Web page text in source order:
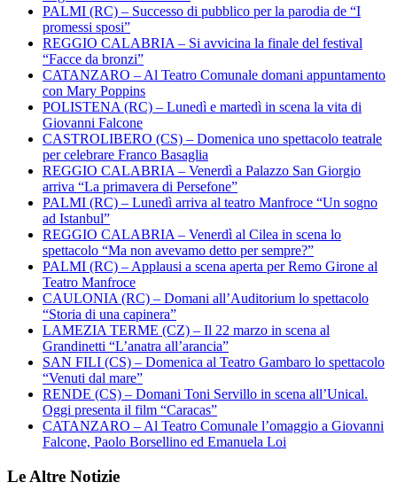
PALMI (RC) – Successo di pubblico per la parodia de “I
promessi sposi”
REGGIO CALABRIA – Si avvicina la finale del festival
“Facce da bronzi”
CATANZARO – Al Teatro Comunale domani appuntamento
con Mary Poppins
POLISTENA (RC) – Lunedì e martedì in scena la vita di
Giovanni Falcone
CASTROLIBERO (CS) – Domenica uno spettacolo teatrale
per celebrare Franco Basaglia
REGGIO CALABRIA – Venerdì a Palazzo San Giorgio
arriva “La primavera di Persefone”
PALMI (RC) – Lunedì arriva al teatro Manfroce “Un sogno
ad Istanbul”
REGGIO CALABRIA – Venerdì al Cilea in scena lo
spettacolo “Ma non avevamo detto per sempre?”
PALMI (RC) – Applausi a scena aperta per Remo Girone al
Teatro Manfroce
CAULONIA (RC) – Domani all’Auditorium lo spettacolo
“Storia di una capinera”
LAMEZIA TERME (CZ) – Il 22 marzo in scena al
Grandinetti “L’anatra all’arancia”
SAN FILI (CS) – Domenica al Teatro Gambaro lo spettacolo
“Venuti dal mare”
RENDE (CS) – Domani Toni Servillo in scena all’Unical.
Oggi presenta il film “Caracas”
CATANZARO – Al Teatro Comunale l’omaggio a Giovanni
Falcone, Paolo Borsellino ed Emanuela Loi
Le Altre Notizie